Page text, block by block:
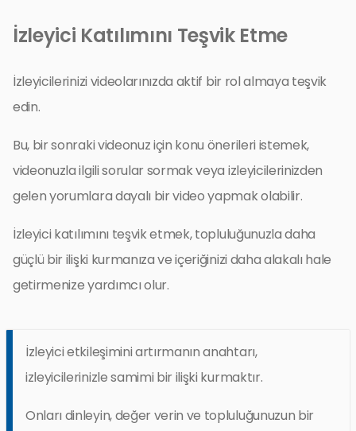
İzleyici Katılımını Teşvik Etme
İzleyicilerinizi videolarınızda aktif bir rol almaya teşvik
edin.
Bu, bir sonraki videonuz için konu önerileri istemek,
videonuzla ilgili sorular sormak veya izleyicilerinizden
gelen yorumlara dayalı bir video yapmak olabilir.
İzleyici katılımını teşvik etmek, topluluğunuzla daha
güçlü bir ilişki kurmanıza ve içeriğinizi daha alakalı hale
getirmenize yardımcı olur.
İzleyici etkileşimini artırmanın anahtarı,
izleyicilerinizle samimi bir ilişki kurmaktır.
Onları dinleyin, değer verin ve topluluğunuzun bir